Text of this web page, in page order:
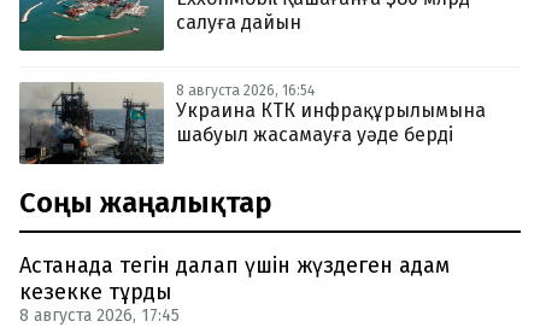
салуға дайын
8 августа 2026, 16:54
Украина КТК инфрақұрылымына
шабуыл жасамауға уәде берді
Соңғы жаңалықтар
Астанада тегін далап үшін жүздеген адам
кезекке тұрды
8 августа 2026, 17:45